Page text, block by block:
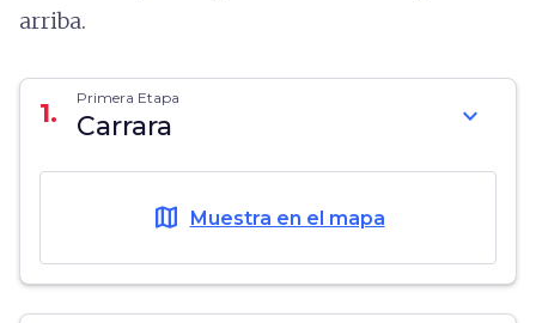
arriba.
1. Primera Etapa
Carrara expand_more
map Muestra en el mapa